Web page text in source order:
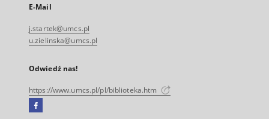
E-Mail
j.startek@umcs.pl
u.zielinska@umcs.pl
Odwiedź nas!
https://www.umcs.pl/pl/biblioteka.htm
Facebook